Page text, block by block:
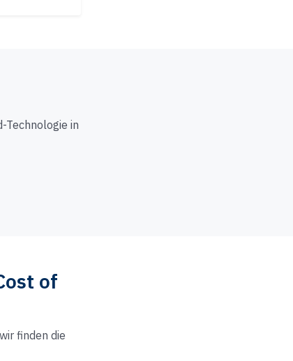
Technologie in
of
finden die